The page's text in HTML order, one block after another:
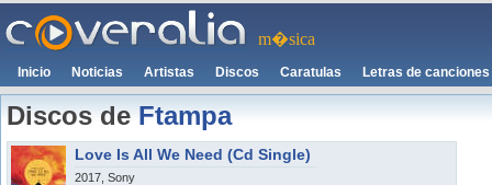
m�sica
Inicio Noticias Artistas Discos Caratulas Letras de canciones
Discos deFtampa
Love Is All We Need (Cd Single)
2017, Sony